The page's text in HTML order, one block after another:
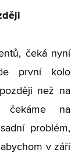
čeká nyní
první kolo
než na
čekáme na
problém,
v září